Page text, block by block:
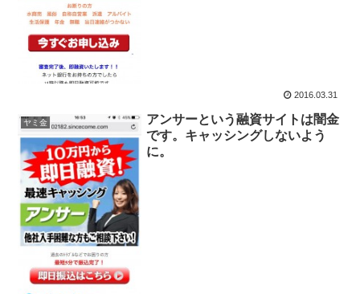
2016.03.31
ヤミ金
アンサーという融資サイトは闇金
です。キャッシングしないよう
に。